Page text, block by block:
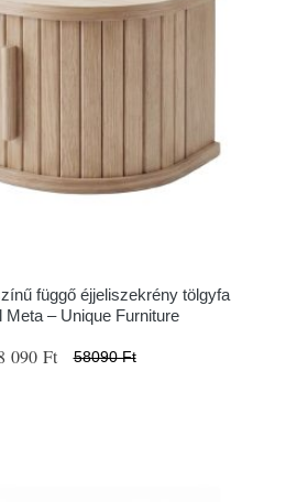
függő éjjeliszekrény tölgyfa
Meta – Unique Furniture
090 Ft 58090 Ft